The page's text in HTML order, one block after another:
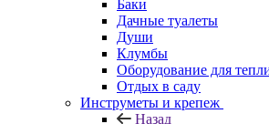
Баки
Дачные туалеты
Души
Клумбы
Оборудование для
Отдых в саду
Инструметы и крепеж
Назад